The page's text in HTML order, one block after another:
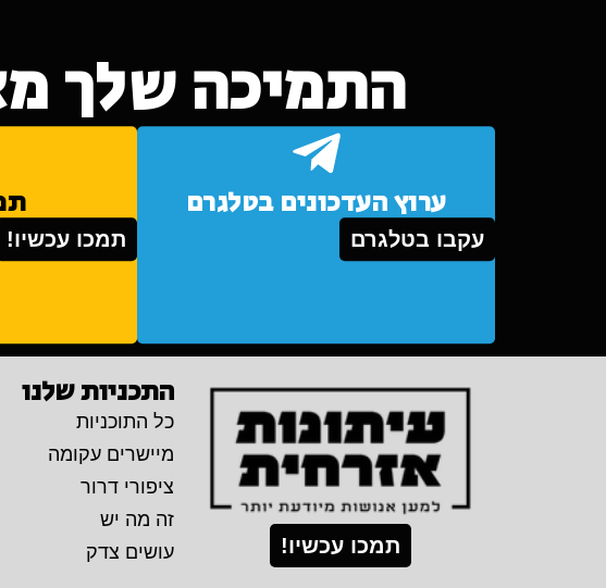
התמיכה שלך
ערוץ העדכונים בטלגרם
עקבו בטלגרם תמכו עכשיו!
תמכו עכשיו!
התכניות שלנו
כל התוכניות
מיישרים עקומה
ציפורי דרור
זה מה יש
עושים צדק